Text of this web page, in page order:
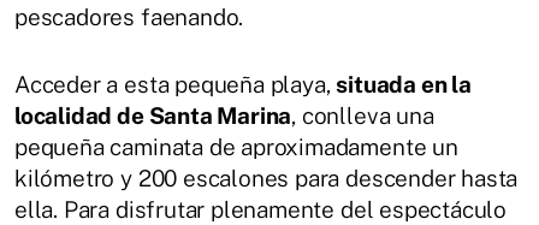
pescadores faenando.
Acceder a esta pequeña playa,situada en la
localidad de Santa Marina, conlleva una
pequeña caminata de aproximadamente un
kilómetro y 200 escalones para descender hasta
ella. Para disfrutar plenamente del espectáculo